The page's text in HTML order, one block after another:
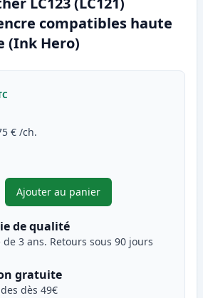
compatibles haute
(Ink Hero)
€ /ch.
pour ajuster
Ajouter au panier
,Pack de 2 Brother LC123
de qualité
de 3 ans. Retours sous 90 jours
gratuite
dès 49€